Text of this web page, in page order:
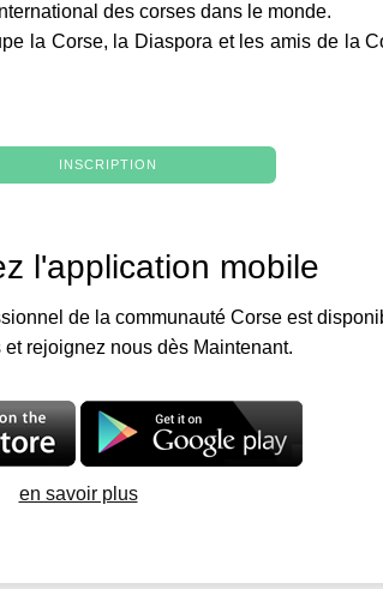
des corses dans le monde.
la Corse, la Diaspora et les amis de la
INSCRIPTION
l'application mobile
de la communauté Corse est
et rejoignez nous dès Maintenant.
en savoir plus